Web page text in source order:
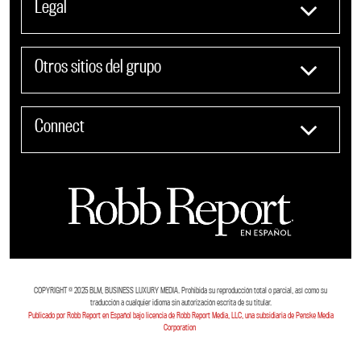
Legal
Otros sitios del grupo
Connect
COPYRIGHT ©️ 2025 BLM, BUSINESS LUXURY MEDIA. Prohibida su reproducción total o parcial, así como su
traducción a cualquier idioma sin autorización escrita de su titular.
Publicado por Robb Report en Español bajo licencia de Robb Report Media, LLC, una subsidiaria de Penske Media
Corporation